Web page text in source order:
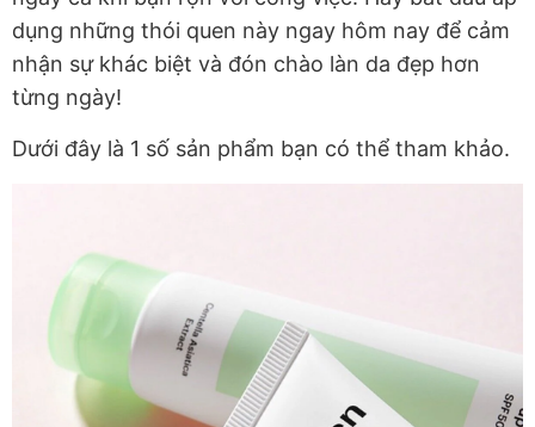
dụng những thói quen này ngay hôm nay để cảm
nhận sự khác biệt và đón chào làn da đẹp hơn
từng ngày!
Dưới đây là 1 số sản phẩm bạn có thể tham khảo.